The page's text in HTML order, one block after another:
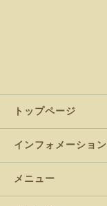
トップページ
インフォメーション
メニュー